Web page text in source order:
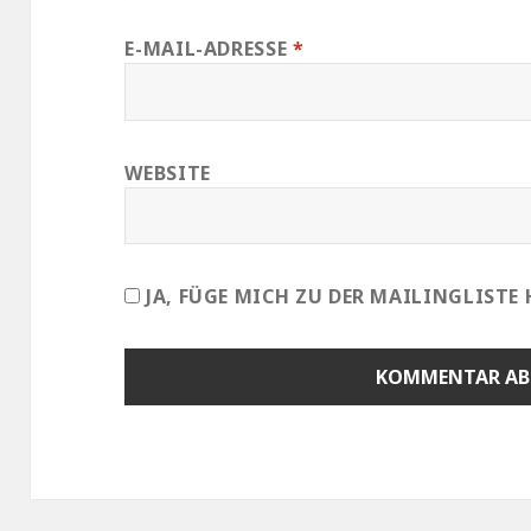
E-MAIL-ADRESSE *
WEBSITE
JA, FÜGE MICH ZU DER MAILINGLISTE